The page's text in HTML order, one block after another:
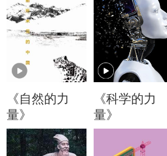
《自然的力
量》
《科学的力
量》